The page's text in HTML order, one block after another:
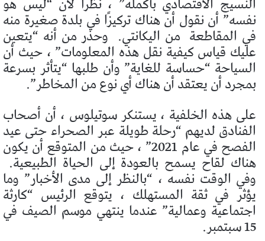
نفسه” أن نقول أن هناك تركيزًا في بلدة صغيرة منه
في المقاطعة من اليكانتي. وحذر من أنه “يتعين
عليك قياس كيفية نقل هذه المعلومات” ، حيث أن
السياحة “حساسة للغاية” وأن طلبها “يتأثر بسرعة
بمجرد أن يعتقد أن هناك أي نوع من المخاطر”.
على هذه الخلفية ، يستنكر سوتيلوس ، أن أصحاب
الفنادق لديهم “رحلة طويلة عبر الصحراء حتى عيد
الفصح في عام 2021” ، حيث من المتوقع أن يكون
هناك لقاح يسمح بالعودة إلى الحياة الطبيعية.
وفي الوقت نفسه ، “بالنظر إلى مدى الأخبار” وما
يؤثر في ثقة المستهلك ، يتوقع الرئيس “كارثة
اجتماعية وعمالية” عندما ينتهي موسم الصيف في
15 سبتمبر.